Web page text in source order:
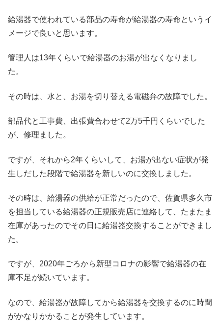
給湯器で使われている部品の寿命が給湯器の寿命というイ
メージで良いと思います。
管理人は13年くらいで給湯器のお湯が出なくなりまし
た。
その時は、水と、お湯を切り替える電磁弁の故障でした。
部品代と工事費、出張費合わせて2万5千円くらいでした
が、修理ました。
ですが、それから2年くらいして、お湯が出ない症状が発
生しだした段階で給湯器を新しいのに交換しました。
その時は、給湯器の供給が正常だったので、佐賀県多久市
を担当している給湯器の正規販売店に連絡して、たまたま
在庫があったのでその日に給湯器交換することができまし
た。
ですが、2020年ごろから新型コロナの影響で給湯器の在
庫不足が続いています。
なので、給湯器が故障してから給湯器を交換するのに時間
がかなりかかることが発生しています。